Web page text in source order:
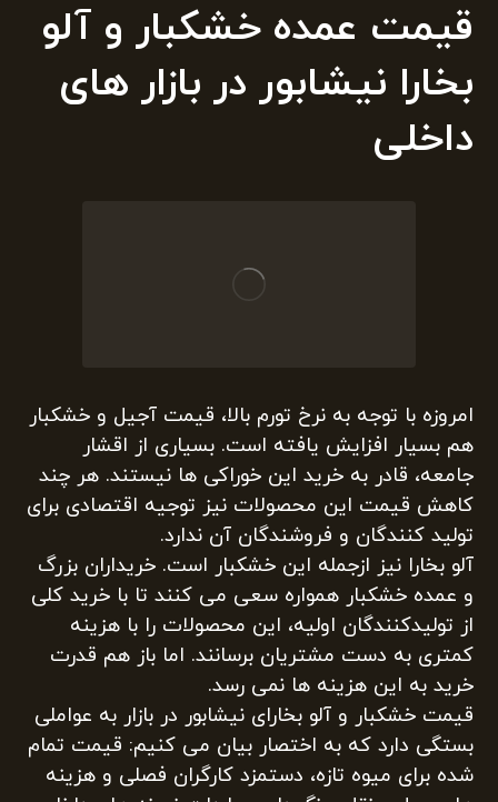
قیمت عمده خشکبار و آلو
بخارا نیشابور در بازار های
داخلی
امروزه با توجه به نرخ تورم بالا، قیمت آجیل و خشکبار
هم بسیار افزایش یافته است. بسیاری از اقشار
جامعه، قادر به خرید این خوراکی ها نیستند. هر چند
کاهش قیمت این محصولات نیز توجیه اقتصادی برای
تولید کنندگان و فروشندگان آن ندارد.
آلو بخارا نیز ازجمله این خشکبار است. خریداران بزرگ
و عمده خشکبار همواره سعی می کنند تا با خرید کلی
از تولیدکنندگان اولیه، این محصولات را با هزینه
کمتری به دست مشتریان برسانند. اما باز هم قدرت
خرید به این هزینه ها نمی رسد.
قیمت خشکبار و آلو بخارای نیشابور در بازار به عواملی
بستگی دارد که به اختصار بیان می کنیم: قیمت تمام
شده برای میوه تازه، دستمزد کارگران فصلی و هزینه